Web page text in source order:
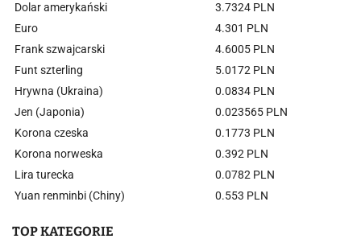
Dolar amerykański
3.7324 PLN
Euro
4.301 PLN
Frank szwajcarski
4.6005 PLN
Funt szterling
5.0172 PLN
Hrywna (Ukraina)
0.0834 PLN
Jen (Japonia)
0.023565 PLN
Korona czeska
0.1773 PLN
Korona norweska
0.392 PLN
Lira turecka
0.0782 PLN
Yuan renminbi (Chiny)
0.553 PLN
TOP KATEGORIE